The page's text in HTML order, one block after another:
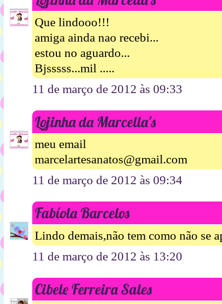
Que lindooo!!!
amiga ainda nao recebi...
estou no aguardo...
Bjsssss...mil .....
11 de março de 2012 às 09:33
Lojinha da Marcella's
meu email
marcelartesanatos@gmail.com
11 de março de 2012 às 09:34
Fabíola Barcelos
Lindo demais,não tem como não se
11 de março de 2012 às 13:20
Cibele Ferreira Sales